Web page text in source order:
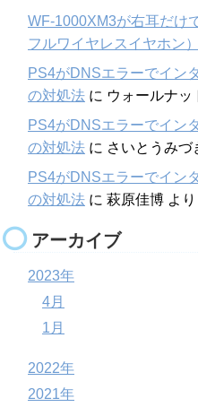
WF-1000XM3が右耳だけ
フルワイヤレスイヤホン）
PS4がDNSエラーでイン
の対処法 に ウォールナッ
PS4がDNSエラーでイン
の対処法 に さいとうみづ
PS4がDNSエラーでイン
の対処法 に 萩原佳博 より
アーカイブ
2023年
4月
1月
2022年
2021年